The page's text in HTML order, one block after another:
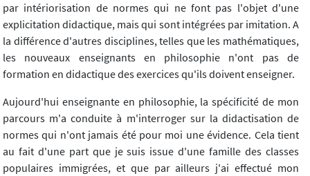
par intériorisation de normes qui ne font pas l'objet d'une
explicitation didactique, mais qui sont intégrées par imitation. A
la différence d'autres disciplines, telles que les mathématiques,
les nouveaux enseignants en philosophie n'ont pas de
formation en didactique des exercices qu'ils doivent enseigner.
Aujourd'hui enseignante en philosophie, la spécificité de mon
parcours m'a conduite à m'interroger sur la didactisation de
normes qui n'ont jamais été pour moi une évidence. Cela tient
au fait d'une part que je suis issue d'une famille des classes
populaires immigrées, et que par ailleurs j'ai effectué mon